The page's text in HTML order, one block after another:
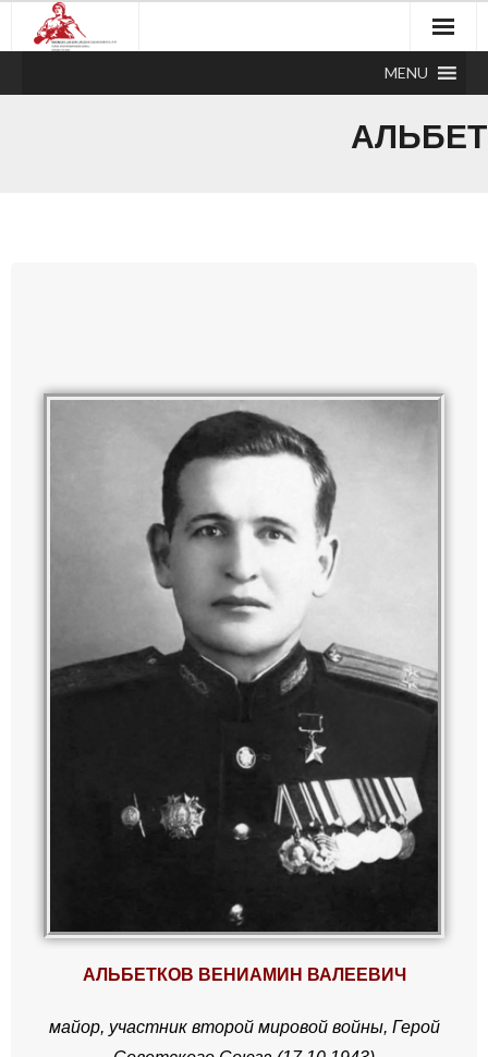
MENU
АЛЬБЕТКОВ ВЕНИАМИН ВАЛЕЕВИЧ
майор, участник второй мировой войны, Герой